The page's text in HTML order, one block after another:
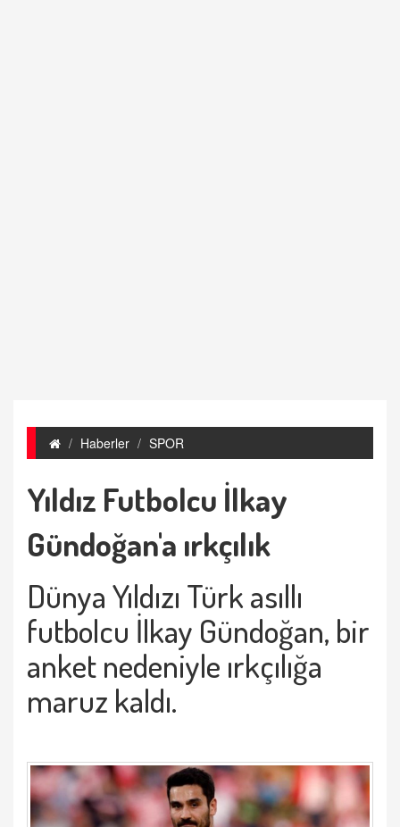
Haberler SPOR
Yıldız Futbolcu İlkay
Gündoğan'a ırkçılık
Dünya Yıldızı Türk asıllı
futbolcu İlkay Gündoğan, bir
anket nedeniyle ırkçılığa
maruz kaldı.